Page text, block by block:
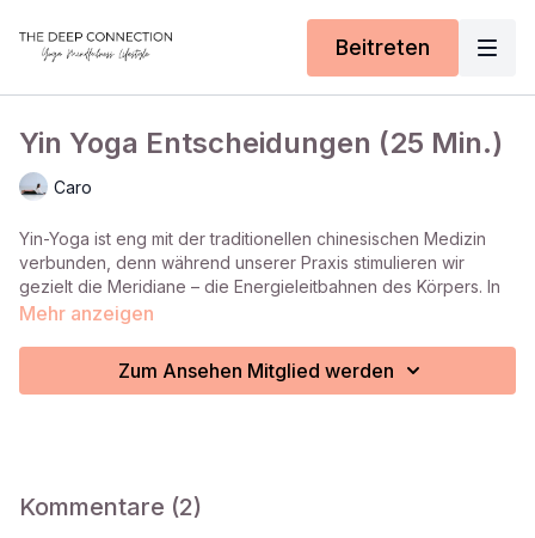
Beitreten
Yin Yoga Entscheidungen (25 Min.)
Caro
Yin-Yoga ist eng mit der traditionellen chinesischen Medizin
verbunden, denn während unserer Praxis stimulieren wir
gezielt die Meridiane – die Energieleitbahnen des Körpers. In
der chinesischen Medizin spielt die Gallenblase eine zentrale
sondern auch mit der inneren Stärke, diese Entscheidungen
Dehnungen und gezielte Kompressionen unterstützen wir den
Mehr anzeigen
Zum Ansehen Mitglied werden
Kommentare (2)